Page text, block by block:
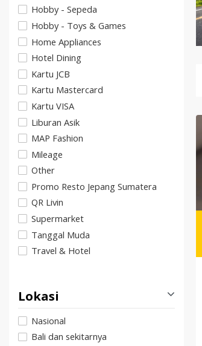
Hobby - Sepeda
Hobby - Toys & Games
Home Appliances
Hotel Dining
Kartu JCB
Kartu Mastercard
Kartu VISA
Liburan Asik
MAP Fashion
Mileage
Other
Promo Resto Jepang Sumatera
QR Livin
Supermarket
Tanggal Muda
Travel & Hotel
Lokasi
Nasional
Bali dan sekitarnya